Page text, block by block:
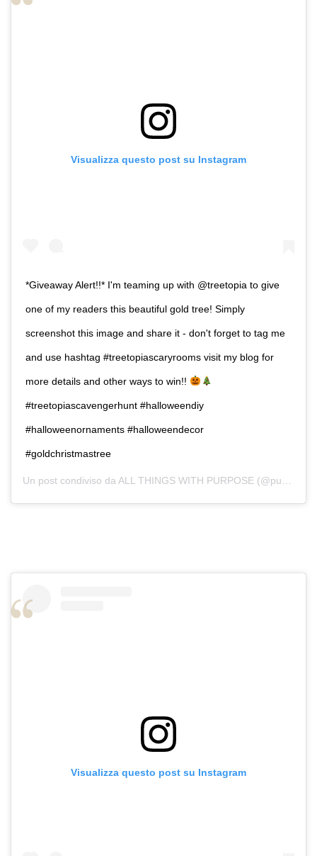
Visualizza questo post su Instagram
*Giveaway Alert!!* I'm teaming up with @treetopia to give
one of my readers this beautiful gold tree! Simply
screenshot this image and share it - don't forget to tag me
and use hashtag #treetopiascaryrooms visit my blog for
more details and other ways to win!!
#treetopiascavengerhunt #halloweendiy
#halloweenornaments #halloweendecor
#goldchristmastree
Un post condiviso da ALL THINGS WITH PURPOSE (@purposeblog) in data:
Visualizza questo post su Instagram